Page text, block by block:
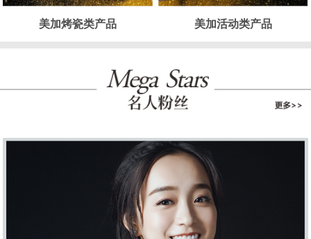
美加烤瓷类产品 美加活动类产品